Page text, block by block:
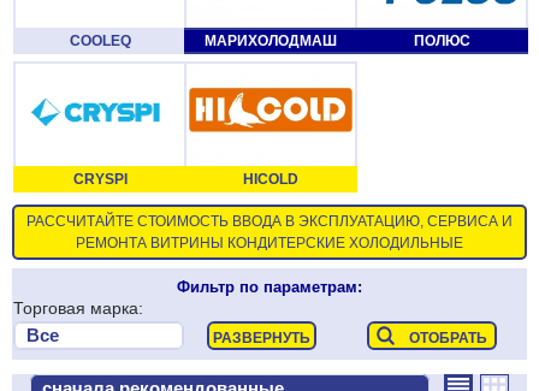
COOLEQ МАРИХОЛОДМАШ ПОЛЮС
CRYSPI HICOLD
РАССЧИТАЙТЕ СТОИМОСТЬ ВВОДА В ЭКСПЛУАТАЦИЮ, СЕРВИСА И
РЕМОНТА ВИТРИНЫ КОНДИТЕРСКИЕ ХОЛОДИЛЬНЫЕ
Фильтр по параметрам:
Торговая марка: